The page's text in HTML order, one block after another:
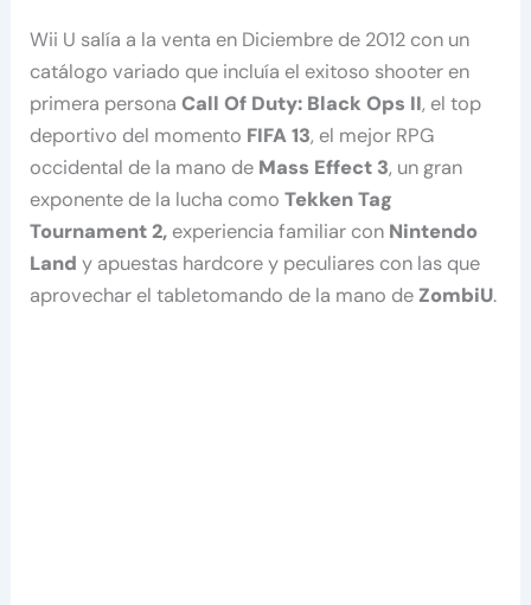
Wii U salía a la venta en Diciembre de 2012 con un
catálogo variado que incluía el exitoso shooter en
primera personaCall Of Duty: Black Ops II, el top
deportivo del momento FIFA 13, el mejor RPG
occidental de la mano de Mass Effect 3, un gran
exponente de la lucha comoTekken Tag
Tournament 2, experiencia familiar con Nintendo
Land y apuestas hardcore y peculiares con las que
aprovechar el tabletomando de la mano de ZombiU.